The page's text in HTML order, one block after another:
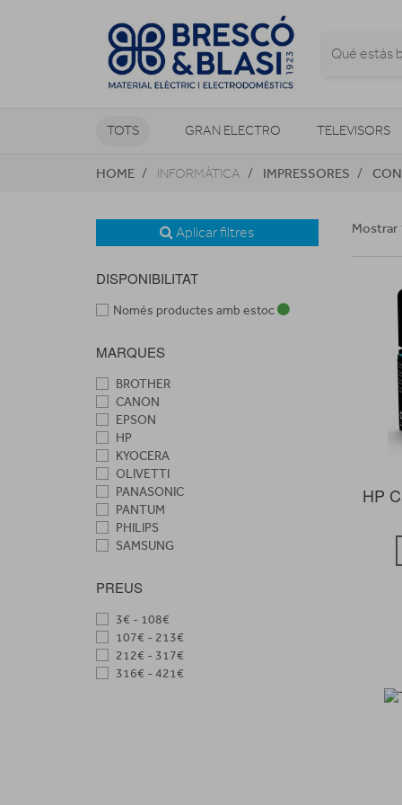
TOTS GRAN ELECTRO TELEVISORS
CLIMATITZACIÓ I CALEFACCIÓ
HOME INFORMÀTICA IMPRESSORES
Aplicar filtres
DISPONIBILITAT
Només productes amb estoc
MARQUES
BROTHER
CANON
EPSON
HP
KYOCERA
OLIVETTI
PANASONIC
PANTUM
PHILIPS
SAMSUNG
PREUS
3€ - 108€
107€ - 213€
212€ - 317€
316€ - 421€
Mostrar
HP